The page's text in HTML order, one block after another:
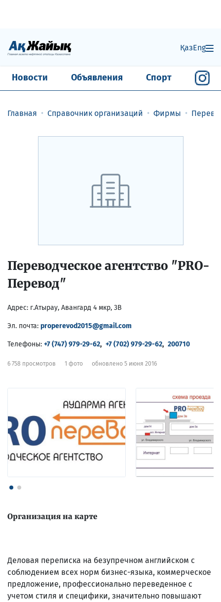
ҚазEng
Новости Объявления Спорт
Главная Справочник организаций Фирмы
Переводческое агентство "PRO-
Перевод"
Адрес: г.Атырау, Авангард 4 мкр, 3В
Эл. почта: properevod2015@gmail.com
Телефоны: +7 (747) 979-29-62, +7 (702) 979-29-62, 200710
6 758 просмотров 1 фото обновлено 5 июня 2016
Организация на карте
Деловая переписка на безупречном английском с
соблюдением всех норм бизнес-языка, коммерческое
предложение, профессионально переведенное с
учетом стиля и специфики, значительно повышают